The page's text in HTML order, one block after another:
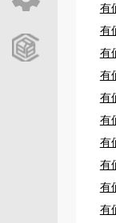
CCReB
有
有
有
有
有
有
有
有
有
有